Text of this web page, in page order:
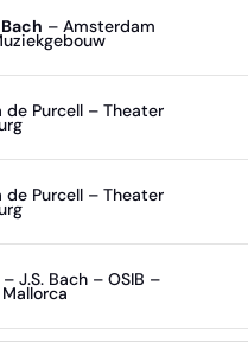
– Amsterdam
de Purcell – Theater
de Purcell – Theater
– J.S. Bach – OSIB –